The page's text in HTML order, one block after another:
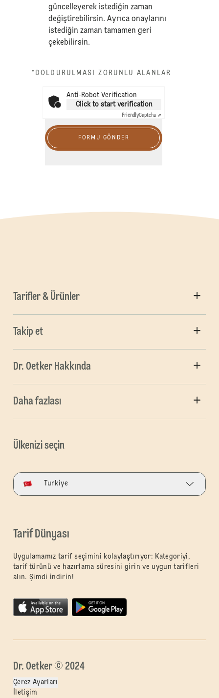
güncelleyerek istediğin zaman
değiştirebilirsin. Ayrıca onaylarını
istediğin zaman tamamen geri
çekebilirsin.
*DOLDURULMASI ZORUNLU ALANLAR
Anti-Robot Verification
Click to start verification
FriendlyCaptcha ⇗
FORMU GÖNDER
Tarifler & Ürünler
Takip et
Dr. Oetker Hakkında
Daha fazlası
Ülkenizi seçin
Turkiye
Tarif Dünyası
Uygulamamız tarif seçimini kolaylaştırıyor: Kategoriyi,
tarif türünü ve hazırlama süresini girin ve uygun tarifleri
alın. Şimdi indirin!
Dr. Oetker © 2024
Çerez Ayarları
İletişim